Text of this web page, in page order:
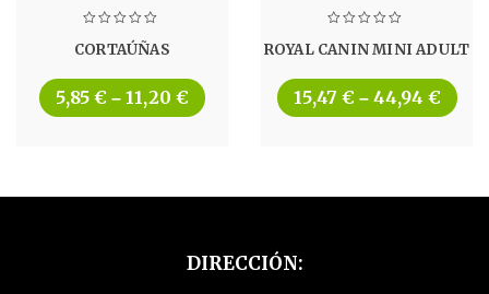
CORTAÚÑAS
5,85 € – 11,20 €
ROYAL CANIN MINI ADULT
15,47 € – 44,94 €
DIRECCIÓN: